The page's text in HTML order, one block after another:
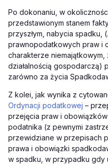
Po dokonaniu, w
przedstawionym stanem
przyszłym, nabycia spadku,
prawnopodatkowych praw i
charakterze
działalnością gospodarczą)
zarówno za życia
Z kolei, jak wynika z
Ordynacji podatkowej –
przejęcia praw i
podatnika (z pewnymi
przewidziane w przepisach
prawa i obowiązki
w spadku, w przypadku gdy